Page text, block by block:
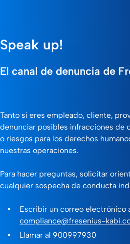
Speak up!
El canal de denuncia de
Tanto si eres empleado, cliente,
denunciar posibles infracciones de
o riesgos para los derechos
nuestras operaciones.
Para hacer preguntas, solicitar
cualquier sospecha de conducta
Escribir un correo electrónico
compliance@fresenius-
Llamar al 900997930